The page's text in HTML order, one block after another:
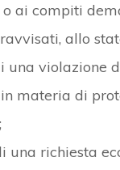
ai compiti
allo
una violazione
materia di
una richiesta